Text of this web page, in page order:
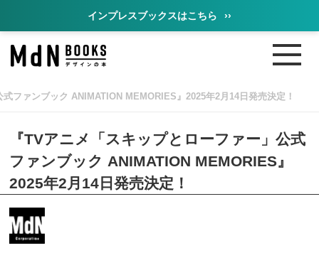
インプレスブックスはこちら ››
ファンブック ANIMATION MEMORIES』2025年2月14日発売決定！
『TVアニメ「スキップとローファー」公式
ファンブック ANIMATION MEMORIES』
2025年2月14日発売決定！